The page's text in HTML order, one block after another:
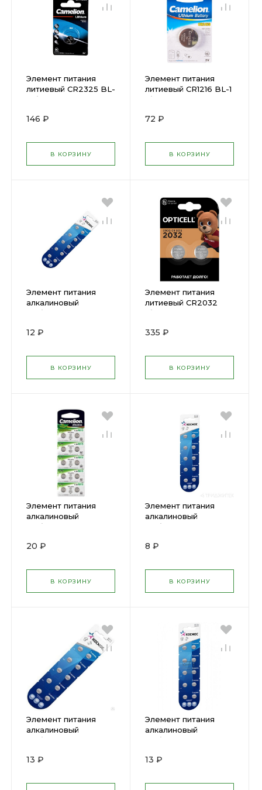
Элемент питания
литиевый CR2325 BL-
1 (блист.1шт) Camelion
146 ₽
В КОРЗИНУ
Элемент питания
литиевый CR1216 BL-1
(блист.1шт) Camelion
72 ₽
В КОРЗИНУ
Элемент питания
алкалиновый
"таблетка" AG2 LR 59
12 ₽
В КОРЗИНУ
Элемент питания
литиевый CR2032
(блист. 2шт) Specialty
1775450 )
335 ₽
В КОРЗИНУ
Элемент питания
алкалиновый
"таблетка" G 5
BP0%Hg
( 478530 )
20 ₽
В КОРЗИНУ
Элемент питания
алкалиновый
"таблетка" AG1 LR60
8 ₽
В КОРЗИНУ
Элемент питания
алкалиновый
"таблетка" AG5 LR48
KOCG5(LR48)10BL (
13 ₽
Элемент питания
алкалиновый
"таблетка" AG8 LR55(
13 ₽